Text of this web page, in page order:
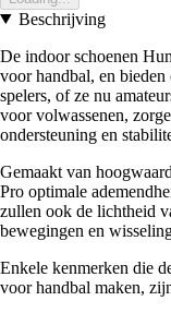
Beschrijving
De indoor schoenen
voor handbal, en bieden
spelers, of ze nu
voor volwassenen,
ondersteuning en
Gemaakt van
Pro optimale
zullen ook de lichtheid
bewegingen en
Enkele kenmerken die
voor handbal maken,